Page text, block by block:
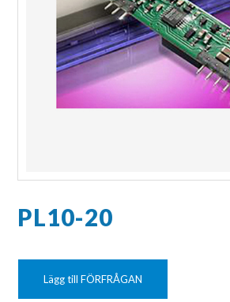
PL10-20
Lägg till FÖRFRÅGAN